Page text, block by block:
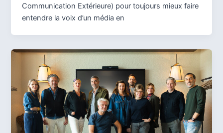
Communication Extérieure) pour toujours mieux faire
entendre la voix d’un média en